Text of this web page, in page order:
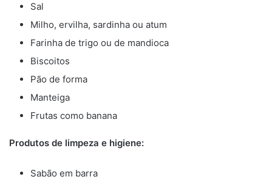
Sal
Milho, ervilha, sardinha ou atum
Farinha de trigo ou de mandioca
Biscoitos
Pão de forma
Manteiga
Frutas como banana
Produtos de limpeza e higiene:
Sabão em barra